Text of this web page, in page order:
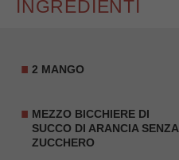
INGREDIENTI
2 MANGO
MEZZO BICCHIERE DI
SUCCO DI ARANCIA SENZA
ZUCCHERO